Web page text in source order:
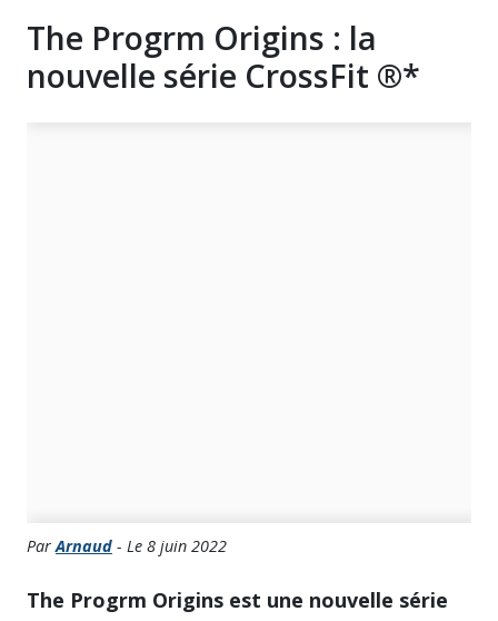
The Progrm Origins : la
nouvelle série CrossFit ®*
ParArnaud - Le 8 juin 2022
The Progrm Origins est une nouvelle série